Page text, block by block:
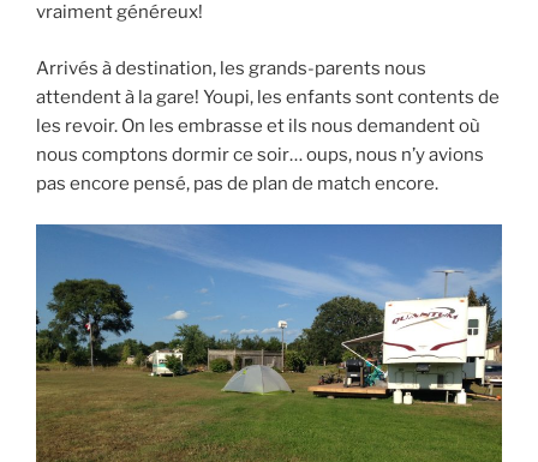
vraiment généreux!
Arrivés à destination, les grands-parents nous
attendent à la gare! Youpi, les enfants sont contents de
les revoir. On les embrasse et ils nous demandent où
nous comptons dormir ce soir… oups, nous n’y avions
pas encore pensé, pas de plan de match encore.